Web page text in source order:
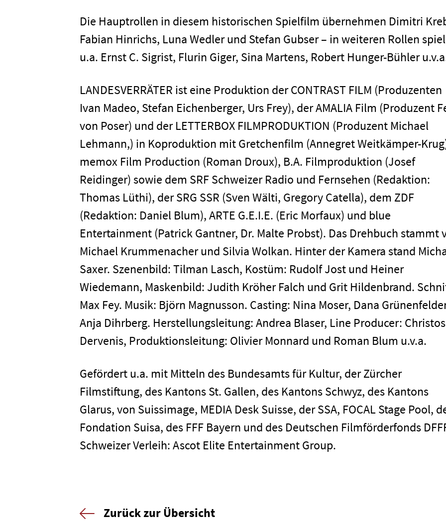
Die Hauptrollen in diesem historischen Spielfilm übernehmen Dimitri
Fabian Hinrichs, Luna Wedler und Stefan Gubser – in weiteren Rollen
u.a. Ernst C. Sigrist, Flurin Giger, Sina Martens, Robert Hunger-Bühler
LANDESVERRÄTER ist eine Produktion der CONTRAST FILM (Produzenten
Ivan Madeo, Stefan Eichenberger, Urs Frey), der AMALIA Film (Produzent
von Poser) und der LETTERBOX FILMPRODUKTION (Produzent Michael
Lehmann,) in Koproduktion mit Gretchenfilm (Annegret Weitkämper-
memox Film Production (Roman Droux), B.A. Filmproduktion (Josef
Reidinger) sowie dem SRF Schweizer Radio und Fernsehen (Redaktion:
Thomas Lüthi), der SRG SSR (Sven Wälti, Gregory Catella), dem ZDF
(Redaktion: Daniel Blum), ARTE G.E.I.E. (Eric Morfaux) und blue
Entertainment (Patrick Gantner, Dr. Malte Probst). Das Drehbuch stammt
Michael Krummenacher und Silvia Wolkan. Hinter der Kamera stand
Saxer. Szenenbild: Tilman Lasch, Kostüm: Rudolf Jost und Heiner
Wiedemann, Maskenbild: Judith Kröher Falch und Grit Hildenbrand.
Max Fey. Musik: Björn Magnusson. Casting: Nina Moser, Dana
Anja Dihrberg. Herstellungsleitung: Andrea Blaser, Line Producer: Christos
Dervenis, Produktionsleitung: Olivier Monnard und Roman Blum u.v.a.
Gefördert u.a. mit Mitteln des Bundesamts für Kultur, der Zürcher
Filmstiftung, des Kantons St. Gallen, des Kantons Schwyz, des Kantons
Glarus, von Suissimage, MEDIA Desk Suisse, der SSA, FOCAL Stage Pool,
Fondation Suisa, des FFF Bayern und des Deutschen Filmförderfonds
Schweizer Verleih: Ascot Elite Entertainment Group.
Zurück zur Übersicht
Home
Unternehmen
Presse
Karriere
Kontakt
Newsletter Datenschutz Impressum